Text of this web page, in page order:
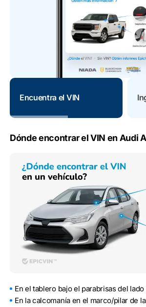
Encuentra el VIN
Dónde encontrar el VIN en Audi
En el tablero bajo el parabrisas del
En la calcomanía en el marco/pilar de